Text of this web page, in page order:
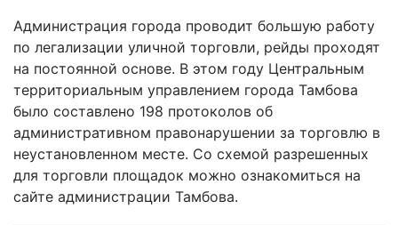
Администрация города проводит большую работу
по легализации уличной торговли, рейды проходят
на постоянной основе. В этом году Центральным
территориальным управлением города Тамбова
было составлено 198 протоколов об
административном правонарушении за торговлю в
неустановленном месте. Со схемой разрешенных
для торговли площадок можно ознакомиться на
сайте администрации Тамбова.